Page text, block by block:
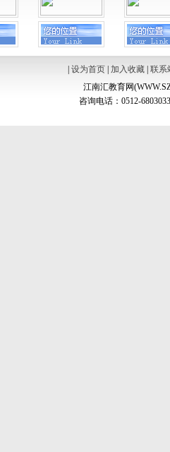
设为首页| 加入收藏| 联系
江南汇教育网
咨询电话：0512-